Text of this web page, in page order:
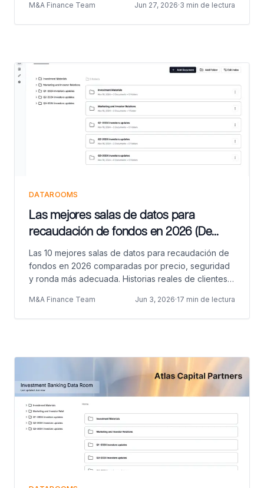
Q&A y acceso vía API/MCP/CLI.
M&A Finance Team Jun 27, 2026·3 min de lectura
DATAROOMS
Las mejores salas de datos para
recaudación de fondos en 2026 (De
Seed a Series C comparadas)
Las 10 mejores salas de datos para recaudación de
fondos en 2026 comparadas por precio, seguridad
y ronda más adecuada. Historias reales de clientes
M&A Finance Team Jun 3, 2026·17 min de lectura